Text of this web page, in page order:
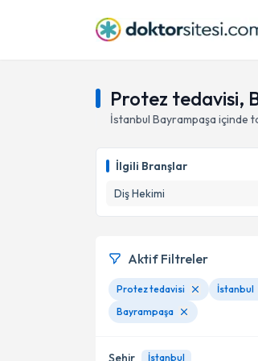
Protez tedavisi,
İstanbul Bayrampaşa içinde
İlgili Branşlar
Diş Hekimi
Aktif Filtreler
Protez tedavisi
İstanbul
Bayrampaşa
Şehir İstanbul